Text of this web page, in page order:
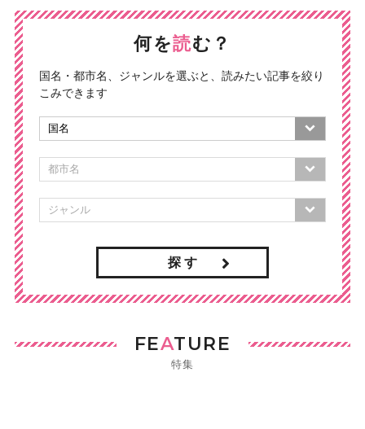
何を読む？
国名・都市名、ジャンルを選ぶと、読みたい記事を絞り
こみできます
探 す
FEATURE
特集